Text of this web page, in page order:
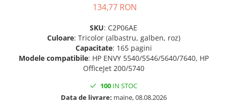
134,77 RON
SKU: C2P06AE
Culoare: Tricolor (albastru, galben, roz)
Capacitate: 165 pagini
Modele compatibile: HP ENVY 5540/5546/5640/7640, HP
OfficeJet 200/5740
100 IN STOC
Data de livrare: maine, 08.08.2026